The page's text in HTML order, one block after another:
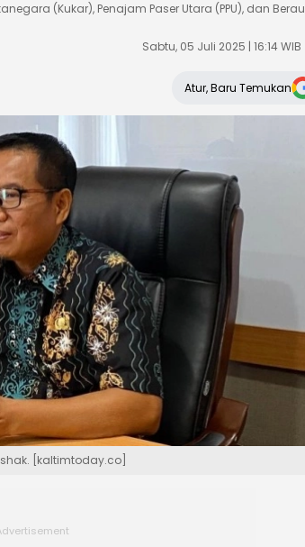
(Kukar), Penajam Paser Utara (PPU), dan Berau
Sabtu, 05 Juli 2025 | 16:14 WIB
Atur, Baru Temukan
[kaltimtoday.co]